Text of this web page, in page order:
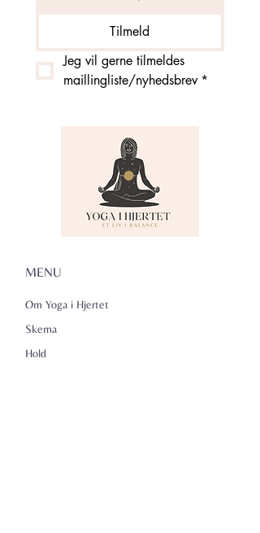
Tilmeld
Jeg vil gerne tilmeldes
maillingliste/nyhedsbrev *
MENU
Om Yoga i Hjertet
Skema
Hold